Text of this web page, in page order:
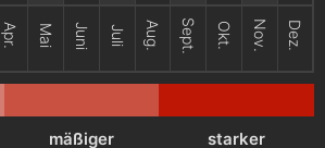
Apr. Mai Juni Juli Aug. Sept. Okt. Nov. Dez.
mäßiger
starker